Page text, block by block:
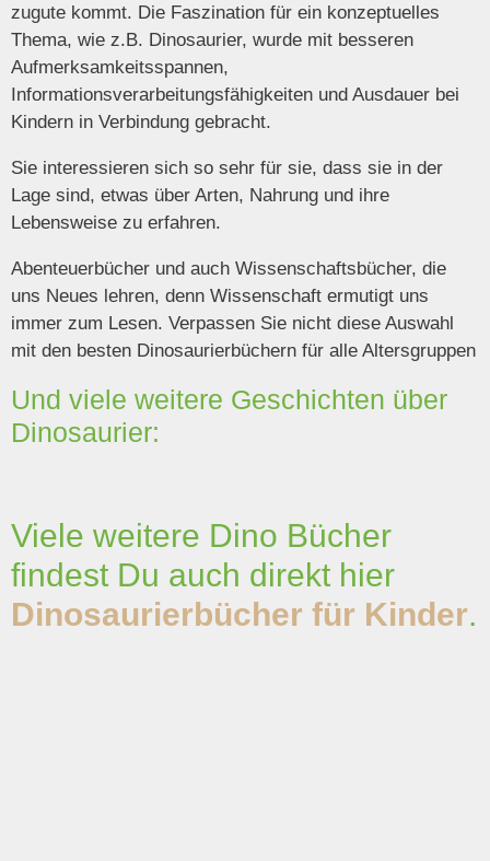
zugute kommt. Die Faszination für ein konzeptuelles
Thema, wie z.B. Dinosaurier, wurde mit besseren
Aufmerksamkeitsspannen,
Informationsverarbeitungsfähigkeiten und Ausdauer bei
Kindern in Verbindung gebracht.
Sie interessieren sich so sehr für sie, dass sie in der
Lage sind, etwas über Arten, Nahrung und ihre
Lebensweise zu erfahren.
Abenteuerbücher und auch Wissenschaftsbücher, die
uns Neues lehren, denn Wissenschaft ermutigt uns
immer zum Lesen. Verpassen Sie nicht diese Auswahl
mit den besten Dinosaurierbüchern für alle Altersgruppen
Und viele weitere Geschichten über
Dinosaurier:
Viele weitere Dino Bücher
findest Du auch direkt hier
Dinosaurierbücher für Kinder.